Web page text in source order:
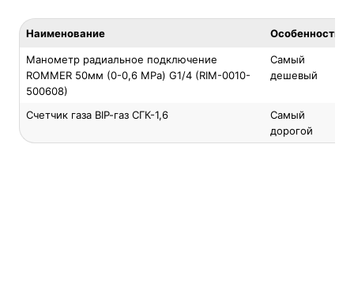
Наименование Особенность
Манометр радиальное подключение
ROMMER 50мм (0-0,6 MPa) G1/4 (RIM-0010-
500608)
Самый
дешевый
Счетчик газа ВIР-газ СГК-1,6
Самый
дорогой